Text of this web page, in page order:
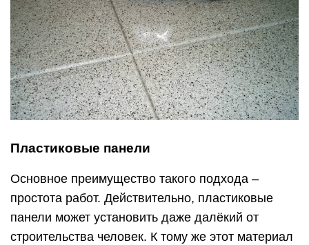
Пластиковые панели
Основное преимущество такого подхода –
простота работ. Действительно, пластиковые
панели может установить даже далёкий от
строительства человек. К тому же этот материал